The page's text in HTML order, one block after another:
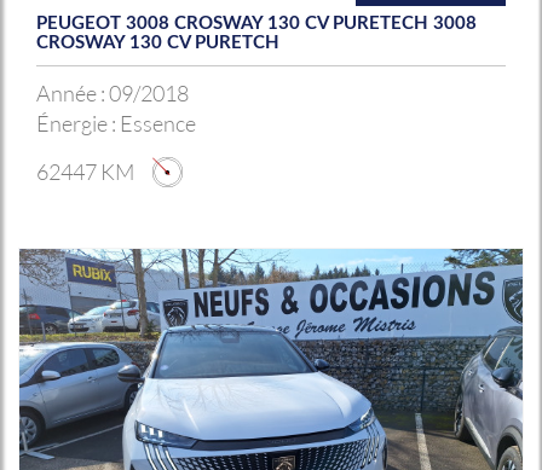
PEUGEOT 3008 CROSWAY 130 CV PURETECH 3008
CROSWAY 130 CV PURETCH
Année :09/2018
Énergie : Essence
62447 KM